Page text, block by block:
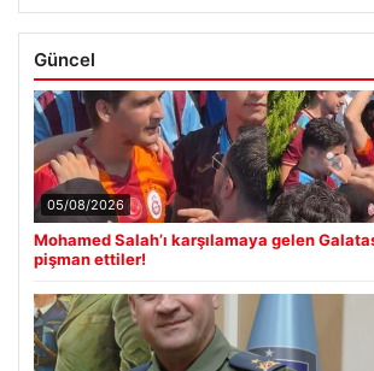
Güncel
05/08/2026
Mohamed Salah’ı karşılamaya gelen
pişman ettiler!